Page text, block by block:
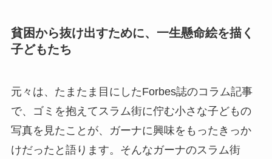
貧困から抜け出すために、一生懸命絵を描く
子どもたち
元々は、たまたま目にしたForbes誌のコラム記事
で、ゴミを抱えてスラム街に佇む小さな子どもの
写真を見たことが、ガーナに興味をもったきっか
けだったと語ります。そんなガーナのスラム街